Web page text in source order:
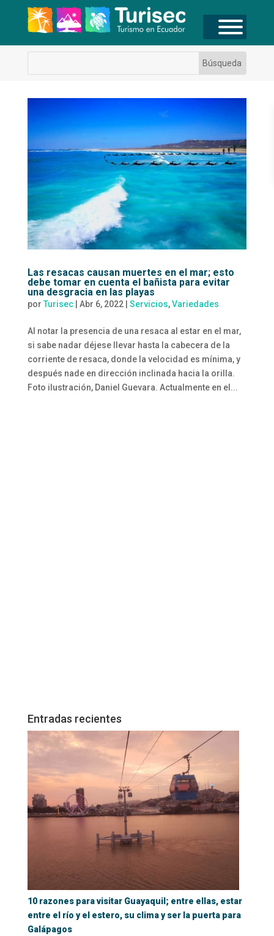
Las resacas causan muertes en el mar; esto
debe tomar en cuenta el bañista para evitar
una desgracia en las playas
por Turisec| Abr 6, 2022| Servicios,Variedades
Al notar la presencia de una resaca al estar en el mar,
si sabe nadar déjese llevar hasta la cabecera de la
corriente de resaca, donde la velocidad es mínima, y
después nade en dirección inclinada hacia la orilla.
Foto ilustración, Daniel Guevara. Actualmente en el...
Entradas recientes
10 razones para visitar Guayaquil; entre ellas, estar
entre el río y el estero, su clima y ser la puerta para
Galápagos